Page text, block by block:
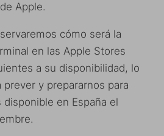
Apple.
cómo será la
en las Apple Stores
a su disponibilidad, lo
y prepararnos para
en España el